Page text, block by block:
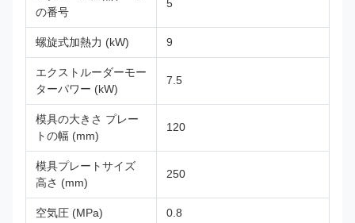
の番号
5
螺旋式加熱力 (kW) 9
エクストルーダーモー
ターパワー (kW)
7.5
模具の大きさ プレー
トの幅 (mm)
120
模具プレートサイズ
高さ (mm)
250
空気圧 (MPa) 0.8